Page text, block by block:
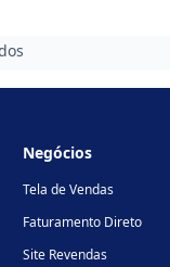
Negócios
Tela de Vendas
Faturamento Direto
Site Revendas